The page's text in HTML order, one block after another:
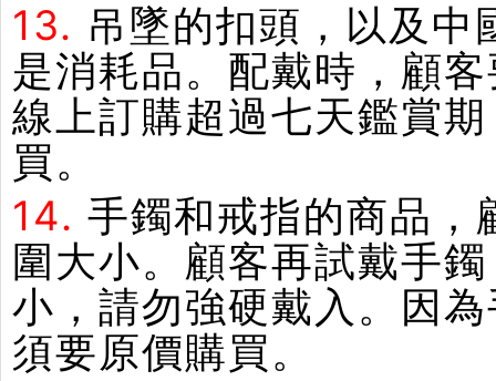
13. 吊墜的扣頭，以及
是消耗品。配戴時，顧
線上訂購超過七天鑑賞
買。
14. 手鐲和戒指的商品，
圍大小。顧客再試戴手
小，請勿強硬戴入。因
須要原價購買。